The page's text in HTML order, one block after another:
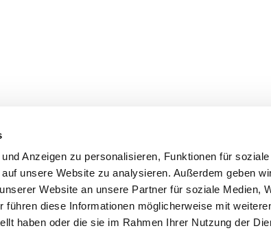
Anzeigen zu personalisieren, Funktionen für
unsere Website zu analysieren. Außerdem geben
Website an unsere Partner für soziale Medien,
führen diese Informationen möglicherweise mit
haben oder die sie im Rahmen Ihrer Nutzung der